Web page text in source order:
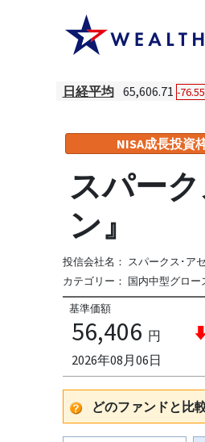
日経平均 65,606.71 -76.55
NISA成長投資
スパー
ン』
投信会社名： スパークス･ア
カテゴリー： 国内中型グロー
基準価額
56,406 円
2026年08月06日
どのファンドと比